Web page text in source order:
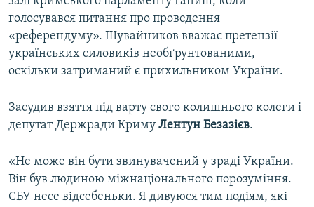
голосувався питання про проведення
«референдуму». Шувайников вважає претензії
українських силовиків необґрунтованими,
оскільки затриманий є прихильником України.
Засудив взяття під варту свого колишнього колеги і
депутат Держради Криму Лентун Безазієв.
«Не може він бути звинувачений у зраді України.
Він був людиною міжнаціонального порозуміння.
СБУ несе відсебеньки. Я дивуюся тим подіям, які